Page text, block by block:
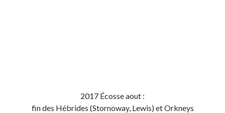
2017 Écosse aout :
fin des Hébrides (Stornoway, Lewis) et Orkneys